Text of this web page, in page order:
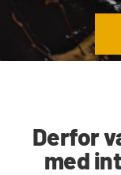
Derfor
med